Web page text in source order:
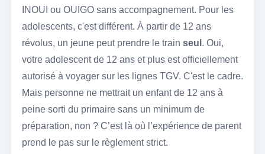
INOUI ou OUIGO sans accompagnement. Pour les
adolescents, c'est différent. À partir de 12 ans
révolus, un jeune peut prendre le train seul . Oui,
votre adolescent de 12 ans et plus est officiellement
autorisé à voyager sur les lignes TGV. C'est le cadre.
Mais personne ne mettrait un enfant de 12 ans à
peine sorti du primaire sans un minimum de
préparation, non ? C’est là où l’expérience de parent
prend le pas sur le règlement strict.